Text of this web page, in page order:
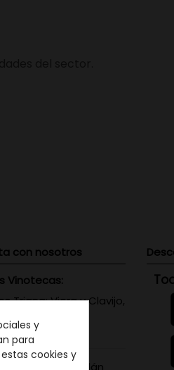
con nosotros
Vinotecas:
Triana: Viera y Clavijo,
Santa Cruz: Adán
y
para
cookies y